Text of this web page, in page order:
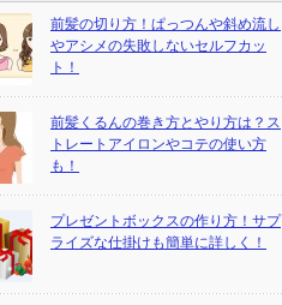
前髪の切り方！ぱっつんや斜め流し
やアシメの失敗しないセルフカッ
ト！
前髪くるんの巻き方とやり方は？ス
トレートアイロンやコテの使い方
も！
プレゼントボックスの作り方！サプ
ライズな仕掛けも簡単に詳しく！